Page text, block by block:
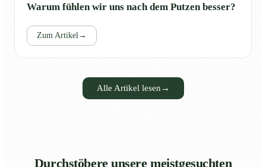
Warum fühlen wir uns nach dem Putzen besser?
Zum Artikel→
Alle Artikel lesen →
Durchstöbere unsere meistgesuchten